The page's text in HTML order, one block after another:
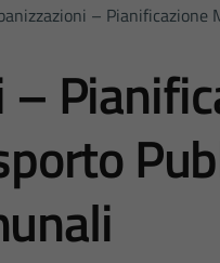
– Pianificazione